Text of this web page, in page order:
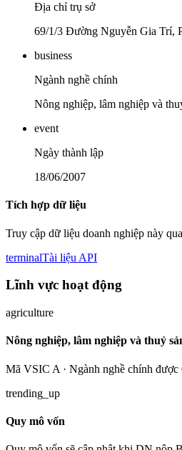
Địa chỉ trụ sở
69/1/3 Đường Nguyễn Gia Trí,
business
Ngành nghề chính
Nông nghiệp, lâm nghiệp và
event
Ngày thành lập
18/06/2007
Tích hợp dữ liệu
Truy cập dữ liệu doanh nghiệp này
terminalTài liệu API
Lĩnh vực hoạt động
agriculture
Nông nghiệp, lâm nghiệp và thuỷ
Mã VSIC A · Ngành nghề chính
trending_up
Quy mô vốn